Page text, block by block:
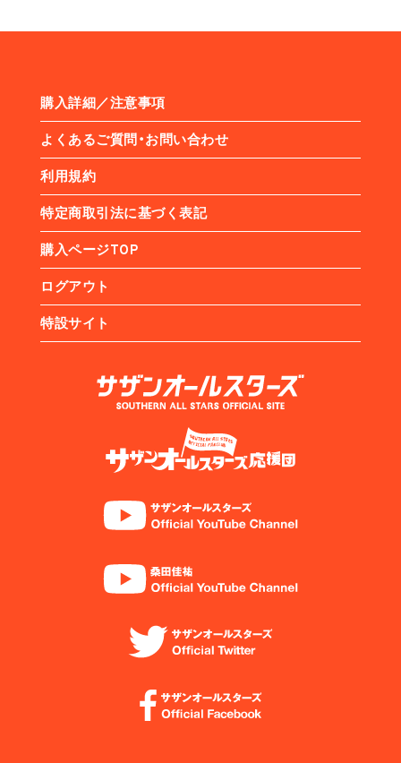
購入詳細／注意事項
よくあるご質問・お問い合わせ
利用規約
特定商取引法に基づく表記
購入ページTOP
ログアウト
特設サイト